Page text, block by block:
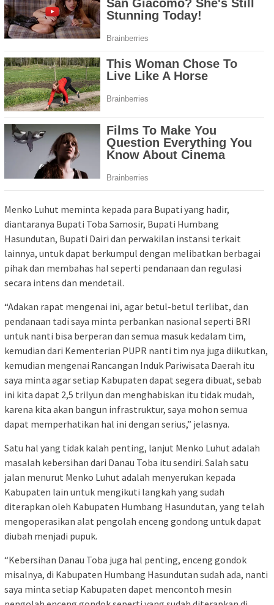
Menko Luhut meminta kepada para Bupati yang hadir,
diantaranya Bupati Toba Samosir, Bupati Humbang
Hasundutan, Bupati Dairi dan perwakilan instansi terkait
lainnya, untuk dapat berkumpul dengan melibatkan berbagai
pihak dan membahas hal seperti pendanaan dan regulasi
secara intens dan mendetail.
“Adakan rapat mengenai ini, agar betul-betul terlibat, dan
pendanaan tadi saya minta perbankan nasional seperti BRI
untuk nanti bisa berperan dan semua masuk kedalam tim,
kemudian dari Kementerian PUPR nanti tim nya juga diikutkan,
kemudian mengenai Rancangan Induk Pariwisata Daerah itu
saya minta agar setiap Kabupaten dapat segera dibuat, sebab
ini kita dapat 2,5 trilyun dan menghabiskan itu tidak mudah,
karena kita akan bangun infrastruktur, saya mohon semua
dapat memperhatikan hal ini dengan serius,” jelasnya.
Satu hal yang tidak kalah penting, lanjut Menko Luhut adalah
masalah kebersihan dari Danau Toba itu sendiri. Salah satu
jalan menurut Menko Luhut adalah menyerukan kepada
Kabupaten lain untuk mengikuti langkah yang sudah
diterapkan oleh Kabupaten Humbang Hasundutan, yang telah
mengoperasikan alat pengolah enceng gondong untuk dapat
diubah menjadi pupuk.
“Kebersihan Danau Toba juga hal penting, enceng gondok
misalnya, di Kabupaten Humbang Hasundutan sudah ada, nanti
saya minta setiap Kabupaten dapet mencontoh mesin